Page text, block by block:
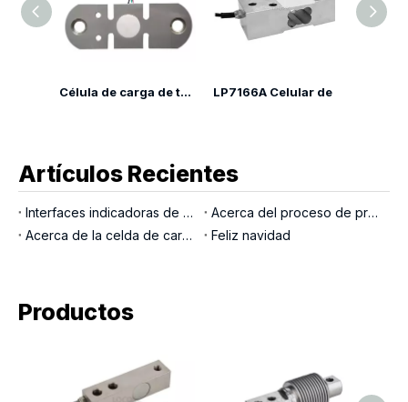
Célula de carga de tensión LP7145C
Artículos Recientes
Interfaces indicadoras de pesaje
Acerca del proceso de producción LOCOSC para básculas, células de carga e indicadores
Acerca de la celda de carga del pasador de carga
Feliz navidad
Productos